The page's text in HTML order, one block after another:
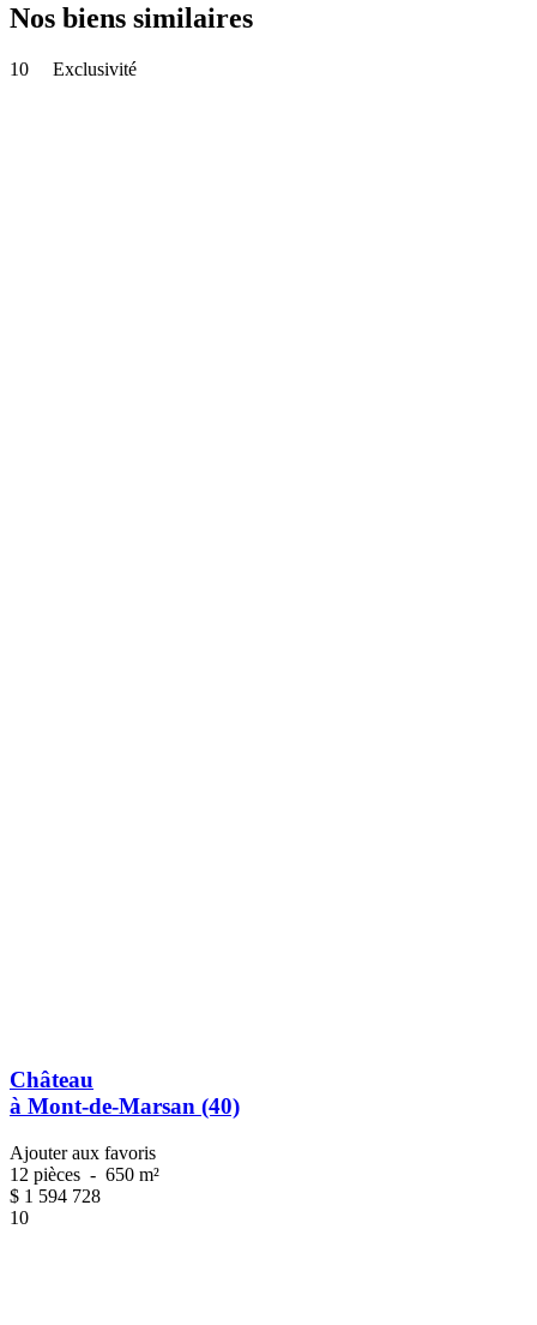
Nos biens similaires
10 Exclusivité
Château
à Mont-de-Marsan (40)
Ajouter aux favoris
12 pièces - 650 m²
$ 1 594 728
10